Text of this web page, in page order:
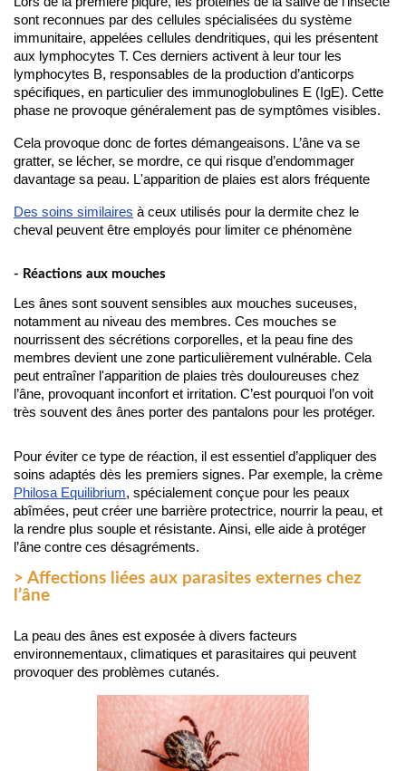
sont reconnues par des cellules spécialisées du système
immunitaire, appelées cellules dendritiques, qui les présentent
aux lymphocytes T. Ces derniers activent à leur tour les
lymphocytes B, responsables de la production d’anticorps
spécifiques, en particulier des immunoglobulines E (IgE). Cette
phase ne provoque généralement pas de symptômes visibles.
Cela provoque donc de fortes démangeaisons. L’âne va se
gratter, se lécher, se mordre, ce qui risque d’endommager
davantage sa peau. L'apparition de plaies est alors fréquente
Des soins similaires à ceux utilisés pour la dermite chez le
cheval peuvent être employés pour limiter ce phénomène
- Réactions aux mouches
Les ânes sont souvent sensibles aux mouches suceuses,
notamment au niveau des membres. Ces mouches se
nourrissent des sécrétions corporelles, et la peau fine des
membres devient une zone particulièrement vulnérable. Cela
peut entraîner l'apparition de plaies très douloureuses chez
l’âne, provoquant inconfort et irritation. C’est pourquoi l’on voit
très souvent des ânes porter des pantalons pour les protéger.
Pour éviter ce type de réaction, il est essentiel d’appliquer des
Philosa Equilibrium, spécialement conçue pour les peaux
abîmées, peut créer une barrière protectrice, nourrir la peau, et
la rendre plus souple et résistante. Ainsi, elle aide à protéger
l’âne contre ces désagréments.
> Affections liées aux parasites externes chez
l’âne
La peau des ânes est exposée à divers facteurs
environnementaux, climatiques et parasitaires qui peuvent
provoquer des problèmes cutanés.